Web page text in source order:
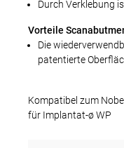
Durch Verklebung
Vorteile
Die
patentierte
Kompatibel zum
für Implantat-ø WP